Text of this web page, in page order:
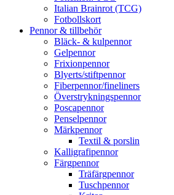
Italian Brainrot (TCG)
Fotbollskort
Pennor & tillbehör
Bläck- & kulpennor
Gelpennor
Frixionpennor
Blyerts/stiftpennor
Fiberpennor/fineliners
Överstrykningspennor
Poscapennor
Penselpennor
Märkpennor
Textil & porslin
Kalligrafipennor
Färgpennor
Träfärgpennor
Tuschpennor